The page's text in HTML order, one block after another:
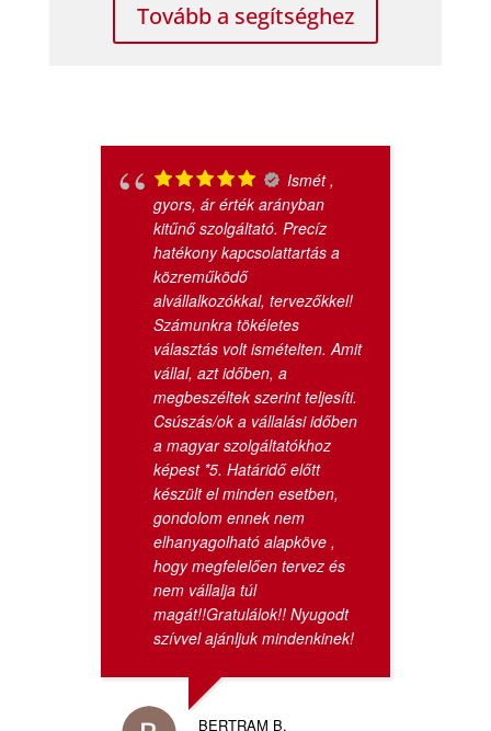
Tovább a segítséghez
Ismét ,
gyors, ár érték arányban
kitűnő szolgáltató. Precíz
hatékony kapcsolattartás a
közreműködő
alvállalkozókkal, tervezőkkel!
Számunkra tökéletes
választás volt ismételten. Amit
vállal, azt időben, a
megbeszéltek szerint teljesíti.
Csúszás/ok a vállalási időben
a magyar szolgáltatókhoz
képest *5. Határidő előtt
készült el minden esetben,
gondolom ennek nem
elhanyagolható alapköve ,
hogy megfelelően tervez és
nem vállalja túl
magát!!Gratulálok!! Nyugodt
szívvel ajánljuk mindenkinek!
BERTRAM B.